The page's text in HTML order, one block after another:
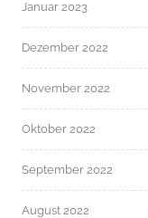
Januar 2023
Dezember 2022
November 2022
Oktober 2022
September 2022
August 2022